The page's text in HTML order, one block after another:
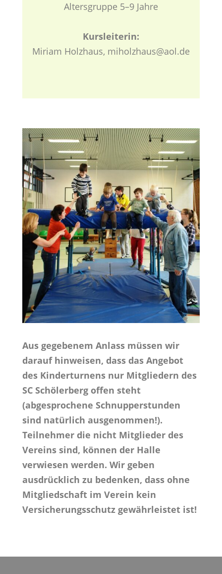
Altersgruppe 5–9 Jahre
Kursleiterin:
Miriam Holzhaus, miholzhaus@aol.de
Aus gegebenem Anlass müssen wir
darauf hinweisen, dass das Angebot
des Kinderturnens nur Mitgliedern des
SC Schölerberg offen steht
(abgesprochene Schnupperstunden
sind natürlich ausgenommen!).
Teilnehmer die nicht Mitglieder des
Vereins sind, können der Halle
verwiesen werden. Wir geben
ausdrücklich zu bedenken, dass ohne
Mitgliedschaft im Verein kein
Versicherungsschutz gewährleistet ist!